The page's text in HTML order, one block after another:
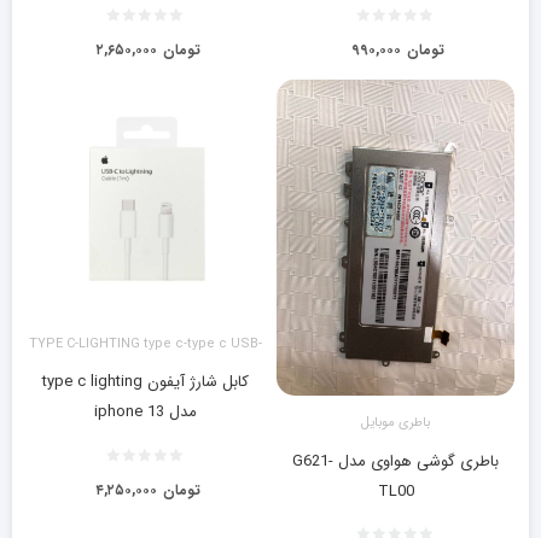
۹۹۰,۰۰۰ تومان ۲,۶۵۰,۰۰۰ تومان
باطری موبایل
باطری گوشی هواوی مدل G621-
TL00
TYPE C-LIGHTING type c-type c USB-
کابل شارژ آیفون type c lighting
مدل iphone 13
۴,۲۵۰,۰۰۰ تومان